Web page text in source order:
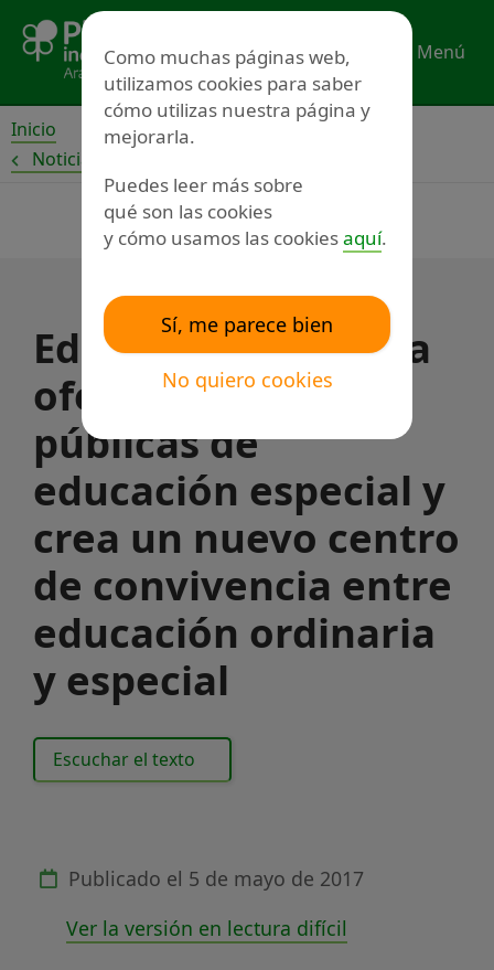
contenido
Menú
Inicio
Noticias
Educación amplía la
oferta de plazas
públicas de
educación especial y
crea un nuevo centro
de convivencia entre
educación ordinaria
y especial
Escuchar el texto
Publicado el 5 de mayo de 2017
Ver la versión en lectura difícil
Como muchas páginas web,
utilizamos cookies para saber
cómo utilizas nuestra página y
mejorarla.
Puedes leer más sobre
qué son las cookies
y cómo usamos las cookiesaquí.
Sí, me parece bien
No quiero cookies